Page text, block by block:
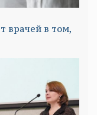
врачей в том,